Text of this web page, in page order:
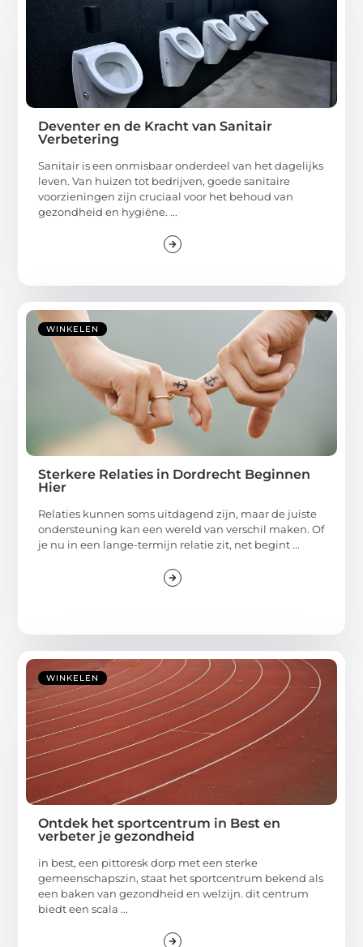
Deventer en de Kracht van Sanitair
Verbetering
Sanitair is een onmisbaar onderdeel van het dagelijks
leven. Van huizen tot bedrijven, goede sanitaire
voorzieningen zijn cruciaal voor het behoud van
gezondheid en hygiëne. ...
WINKELEN
Sterkere Relaties in Dordrecht Beginnen
Hier
Relaties kunnen soms uitdagend zijn, maar de juiste
ondersteuning kan een wereld van verschil maken. Of
je nu in een lange-termijn relatie zit, net begint ...
WINKELEN
Ontdek het sportcentrum in Best en
verbeter je gezondheid
in best, een pittoresk dorp met een sterke
gemeenschapszin, staat het sportcentrum bekend als
een baken van gezondheid en welzijn. dit centrum
biedt een scala ...